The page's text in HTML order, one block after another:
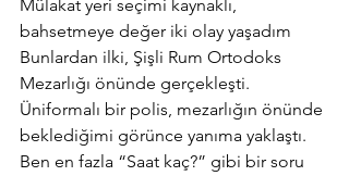
Mülakat yeri seçimi kaynaklı,
bahsetmeye değer iki olay yaşadım
Bunlardan ilki, Şişli Rum Ortodoks
Mezarlığı önünde gerçekleşti.
Üniformalı bir polis, mezarlığın önünde
beklediğimi görünce yanıma yaklaştı.
Ben en fazla “Saat kaç?” gibi bir soru